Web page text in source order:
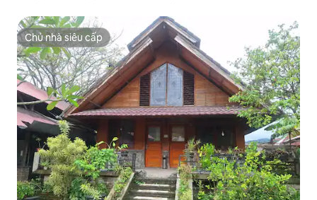
Chủ nhà siêu cấp
Chủ nhà siêu cấp